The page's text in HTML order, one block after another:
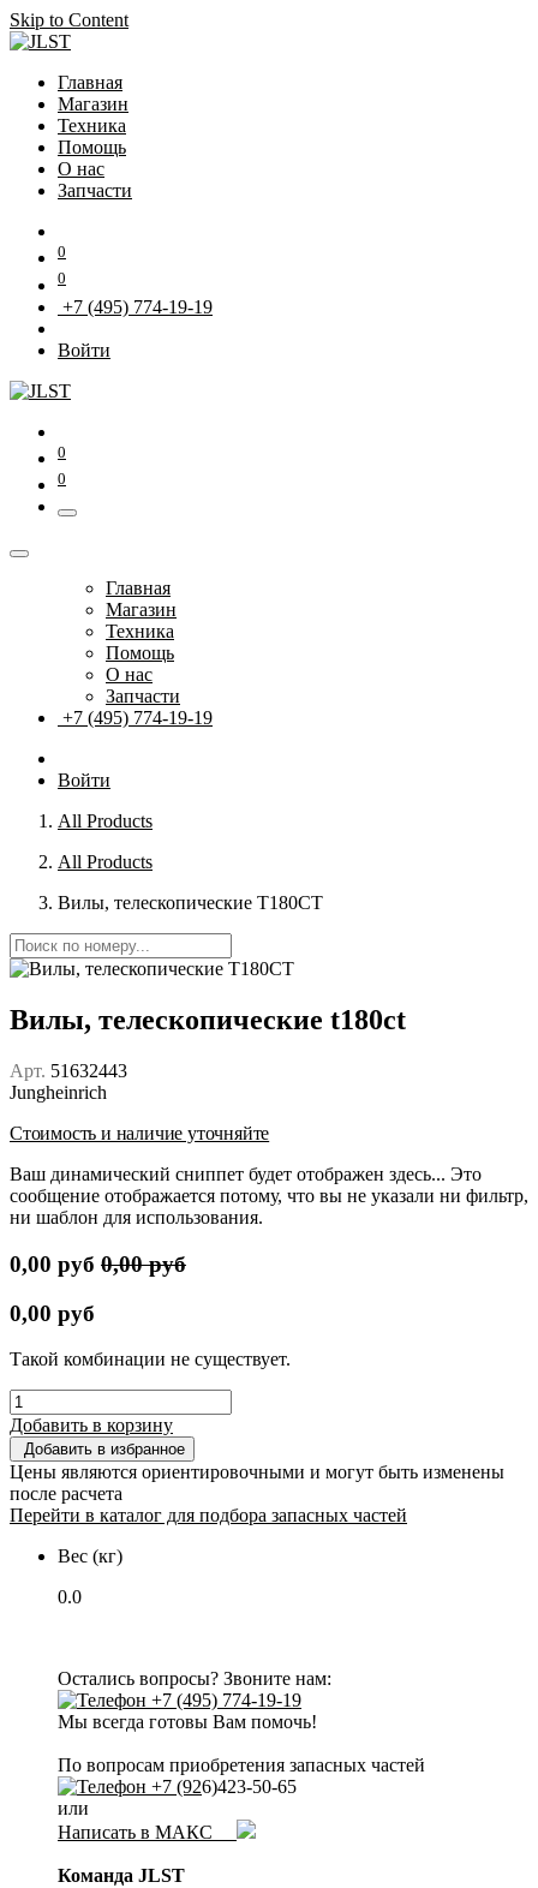
Skip to Content
Главная
Магазин
Техника
Помощь
О нас
Запчасти
0
0
+7 (495) 774-19-19
Войти
0
0
Главная
Магазин
Техника
Помощь
О нас
Запчасти
+7 (495) 774-19-19
Войти
All Products
All Products
Вилы, телескопические T180CT
Вилы, телескопические t180ct
Арт. 51632443
Jungheinrich
Стоимость и наличие уточняйте
Ваш динамический сниппет будет отображен здесь... Это
сообщение отображается потому, что вы не указали ни фильтр,
ни шаблон для использования.
0,00 руб 0,00руб
0,00 руб
Такой комбинации не существует.
Добавить в корзину
Добавить в избранное
Цены являются ориентировочными и могут быть изменены
после расчета
Перейти в каталог для подбора запасных частей
Вес (кг)
0.0
Остались вопросы? Звоните нам:
+7 (495) 774-19-19
Мы всегда готовы Вам помочь!
По вопросам приобретения запасных частей
+7 (926)423-50-65
или
Написать в МАКС
Команда JLST